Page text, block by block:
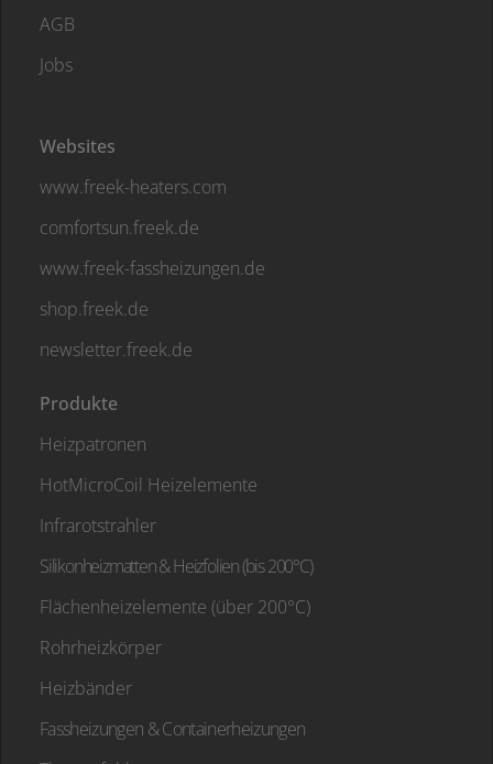
AGB
Jobs
Websites
www.freek-heaters.com
comfortsun.freek.de
www.freek-fassheizungen.de
shop.freek.de
newsletter.freek.de
Produkte
Heizpatronen
HotMicroCoil Heizelemente
Infrarotstrahler
Silikonheizmatten & Heizfolien (bis 200°C)
Flächenheizelemente (über 200°C)
Rohrheizkörper
Heizbänder
Fassheizungen & Containerheizungen